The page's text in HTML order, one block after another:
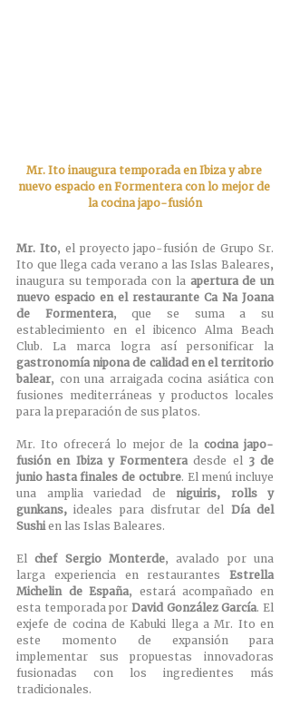
Mr. Ito inaugura temporada en Ibiza y abre
nuevo espacio en Formentera con lo mejor de
la cocina japo-fusión
Mr. Ito, el proyecto japo-fusión de Grupo Sr.
Ito que llega cada verano a las Islas Baleares,
inaugura su temporada con la apertura de un
nuevo espacio en el restaurante Ca Na Joana
de Formentera, que se suma a su
establecimiento en el ibicenco Alma Beach
gastronomía nipona de calidad en el territorio
balear, con una arraigada cocina asiática con
fusiones mediterráneas y productos locales
para la preparación de sus platos.
Mr. Ito ofrecerá lo mejor de la cocina japo-
fusión en Ibiza y Formentera desde el 3 de
junio hasta finales de octubre. El menú incluye
una amplia variedad de niguiris, rolls y
gunkans, ideales para disfrutar del Día del
Sushi en las Islas Baleares.
El chef Sergio Monterde, avalado por una
larga experiencia en restaurantes Estrella
Michelin de España, estará acompañado en
esta temporada por David González García. El
exjefe de cocina de Kabuki llega a Mr. Ito en
este momento de expansión para
implementar sus propuestas innovadoras
fusionadas con los ingredientes más
tradicionales.